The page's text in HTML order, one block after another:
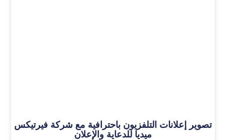
تصوير إعلانات التلفزيون باحترافية مع شركة فيرتيكس
ميديا للدعاية والإعلان